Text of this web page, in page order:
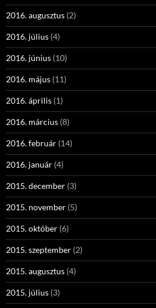
2016. augusztus (2)
2016. július (4)
2016. június (10)
2016. május (11)
2016. április (1)
2016. március (8)
2016. február (14)
2016. január (4)
2015. december (3)
2015. november (5)
2015. október (6)
2015. szeptember (2)
2015. augusztus (4)
2015. július (3)